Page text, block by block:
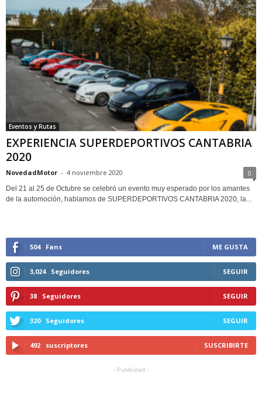
Eventos y Rutas
EXPERIENCIA SUPERDEPORTIVOS CANTABRIA
2020
NovedadMotor - 4 noviembre 2020 0
Del 21 al 25 de Octubre se celebró un evento muy esperado por los amantes
de la automoción, hablamos de SUPERDEPORTIVOS CANTABRIA 2020, la...
504 Fans ME GUSTA
3,024 Seguidores SEGUIR
38 Seguidores SEGUIR
320 Seguidores SEGUIR
492 suscriptores SUSCRIBIRTE
- Publicidad -